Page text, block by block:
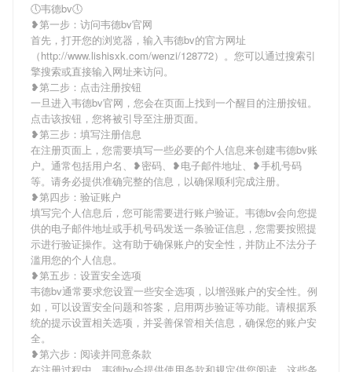
🕔韦德bv🕔
❥第一步：访问韦德bv官网
首先，打开您的浏览器，输入韦德bv的官方网址
（http://www.lishisxk.com/wenzi/128772）。您可以通过搜索引
擎搜索或直接输入网址来访问。
❥第二步：点击注册按钮
一旦进入韦德bv官网，您会在页面上找到一个醒目的注册按钮。
点击该按钮，您将被引导至注册页面。
❥第三步：填写注册信息
在注册页面上，您需要填写一些必要的个人信息来创建韦德bv账
户。通常包括用户名、❥密码、❥电子邮件地址、❥手机号码
等。请务必提供准确完整的信息，以确保顺利完成注册。
❥第四步：验证账户
填写完个人信息后，您可能需要进行账户验证。韦德bv会向您提
供的电子邮件地址或手机号码发送一条验证信息，您需要按照提
示进行验证操作。这有助于确保账户的安全性，并防止不法分子
滥用您的个人信息。
❥第五步：设置安全选项
韦德bv通常要求您设置一些安全选项，以增强账户的安全性。例
如，可以设置安全问题和答案，启用两步验证等功能。请根据系
统的提示设置相关选项，并妥善保管相关信息，确保您的账户安
全。
❥第六步：阅读并同意条款